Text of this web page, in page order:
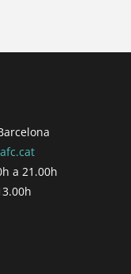
|{{
MM-DD',
a 21.00h